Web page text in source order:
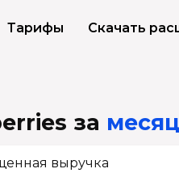
Тарифы Скачать
за
выручка